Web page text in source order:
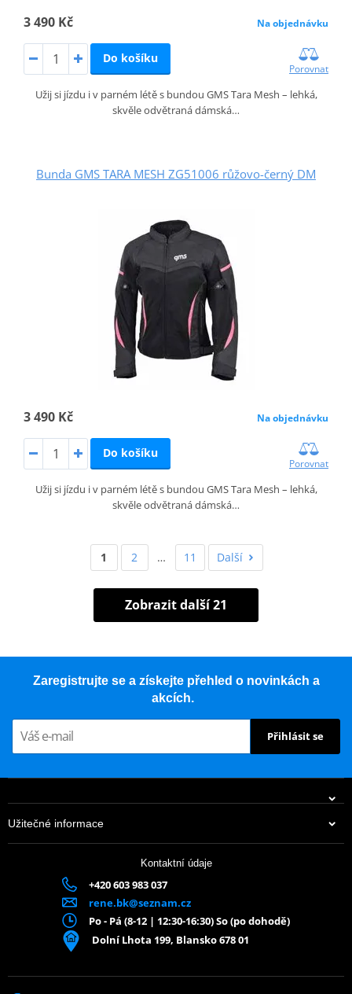
3 490 Kč Na objednávku
Do košíku
Porovnat
Užij si jízdu i v parném létě s bundou GMS Tara Mesh – lehká,
skvěle odvětraná dámská…
Bunda GMS TARA MESH ZG51006 růžovo-černý DM
3 490 Kč Na objednávku
Do košíku
Porovnat
Užij si jízdu i v parném létě s bundou GMS Tara Mesh – lehká,
skvěle odvětraná dámská…
1 2 … 11 Další
Zobrazit další 21
Zaregistrujte se a získejte přehled o novinkách a
akcích.
Přihlásit se
Užitečné informace
Kontaktní údaje
+420 603 983 037
rene.bk@seznam.cz
Po - Pá (8-12 | 12:30-16:30) So (po dohodě)
Dolní Lhota 199, Blansko 678 01